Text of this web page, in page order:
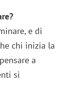
e di
chi inizia la
a
si